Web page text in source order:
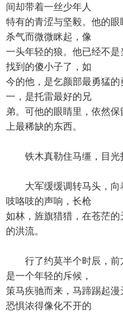
间却带着一丝少年人
特有的青涩与坚毅。他的
杀气而微微眯起，像
一头年轻的狼。他已经不
找到的傻小子了，如
今的他，是乞颜部最勇猛
一，是托雷最好的兄
弟。可他的眼睛里，依然
上最稀缺的东西。
铁木真勒住马缰，目光
大军缓缓调转马头，向
吱咯吱的声响，长枪
如林，旌旗猎猎，在苍茫
的洪流。
行了约莫半个时辰，前
是一个年轻的斥候，
策马疾驰而来，马蹄踢起
恐惧浓得像化不开的